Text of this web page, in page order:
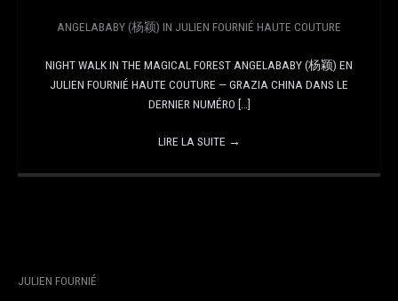
ANGELABABY (杨颖) IN JULIEN FOURNIÉ HAUTE COUTURE
NIGHT WALK IN THE MAGICAL FOREST ANGELABABY (杨颖) EN
JULIEN FOURNIÉ HAUTE COUTURE — GRAZIA CHINA DANS LE
DERNIER NUMÉRO […]
LIRE LA SUITE →
JULIEN FOURNIÉ